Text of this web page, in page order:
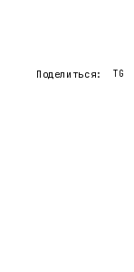
Поделиться: TG